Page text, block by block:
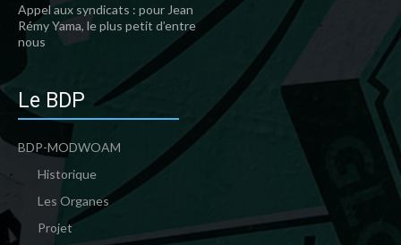
Appel aux syndicats : pour Jean
Rémy Yama, le plus petit d’entre
nous
Le BDP
BDP-MODWOAM
Historique
Les Organes
Projet